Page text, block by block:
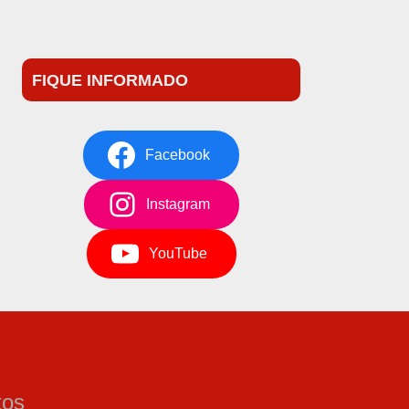
FIQUE INFORMADO
Facebook
Instagram
YouTube